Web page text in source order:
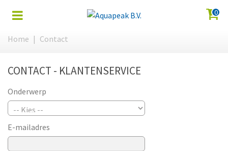
0
Home | Contact
CONTACT - KLANTENSERVICE
Onderwerp
E-mailadres